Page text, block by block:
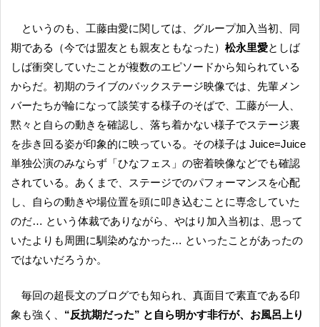
というのも、工藤由愛に関しては、グループ加入当初、同
期である（今では盟友とも親友ともなった） 松永里愛としば
しば衝突していたことが複数のエピソードから知られている
からだ。初期のライブのバックステージ映像では、先輩メン
バーたちが輪になって談笑する様子のそばで、工藤が一人、
黙々と自らの動きを確認し、落ち着かない様子でステージ裏
を歩き回る姿が印象的に映っている。その様子は Juice=Juice
単独公演のみならず「ひなフェス」の密着映像などでも確認
されている。あくまで、ステージでのパフォーマンスを心配
し、自らの動きや場位置を頭に叩き込むことに専念していた
のだ… という体裁でありながら、やはり加入当初は、思って
いたよりも周囲に馴染めなかった… といったことがあったの
ではないだろうか。
毎回の超長文のブログでも知られ、真面目で素直である印
象も強く、 “反抗期だった” と自ら明かす非行が、お風呂上り